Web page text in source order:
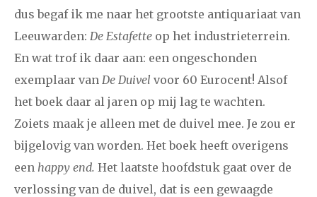
2007
januari februari maart april mei juni juli
augustus september oktober november
2006
november december
dus begaf ik me naar het grootste antiquariaat van
Leeuwarden: De Estafette op het industrieterrein.
En wat trof ik daar aan: een ongeschonden
exemplaar van De Duivel voor 60 Eurocent! Alsof
het boek daar al jaren op mij lag te wachten.
Zoiets maak je alleen met de duivel mee. Je zou er
bijgelovig van worden. Het boek heeft overigens
een happy end. Het laatste hoofdstuk gaat over de
verlossing van de duivel, dat is een gewaagde